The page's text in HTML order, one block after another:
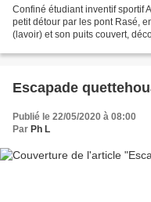
Confiné étudiant inventif sportif
petit détour par les pont Rasé,
(lavoir) et son puits couvert,
Escapade
Publié le 22/05/2020 à 08:00
Par Ph L